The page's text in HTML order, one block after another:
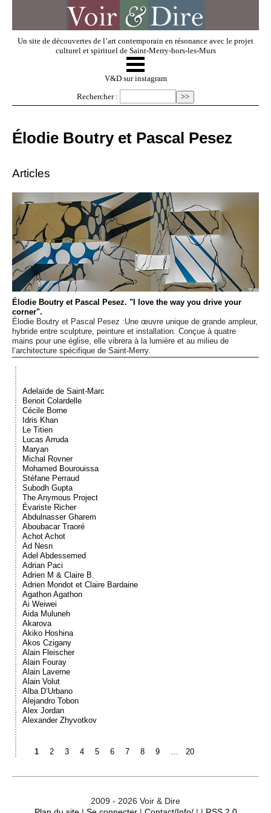
Un site de découvertes de l’art contemporain en résonance avec le projet
culturel et spirituel de Saint-Merry-hors-les-Murs
V & D
Regarder
Dossiers
Événements
Sacré
Cousinages
☰
V&D sur instagram
Rechercher :
Élodie Boutry et Pascal Pesez
Articles
Élodie Boutry et Pascal Pesez. "I love the way you drive your
corner".
Élodie Boutry et Pascal Pesez :Une œuvre unique de grande ampleur,
hybride entre sculpture, peinture et installation. Conçue à quatre
mains pour une église, elle vibrera à la lumière et au milieu de
l’architecture spécifique de Saint-Merry.
Adelaïde de Saint-Marc
Benoit Colardelle
Cécile Borne
Idris Khan
Le Titien
Lucas Arruda
Maryan
Michal Rovner
Mohamed Bourouissa
Stéfane Perraud
Subodh Gupta
The Anymous Project
Évariste Richer
Abdulnasser Gharem
Aboubacar Traoré
Achot Achot
Ad Nesn
Adel Abdessemed
Adrian Paci
Adrien M & Claire B.
Adrien Mondot et Claire Bardaine
Agathon Agathon
Ai Weiwei
Aida Muluneh
Akarova
Akiko Hoshina
Akos Czigany
Alain Fleischer
Alain Fouray
Alain Laverne
Alain Volut
Alba D’Urbano
Alejandro Tobon
Alex Jordan
Alexander Zhyvotkov
1 2 3 4 5 6 7 8 9 … 20
2009 - 2026 Voir & Dire